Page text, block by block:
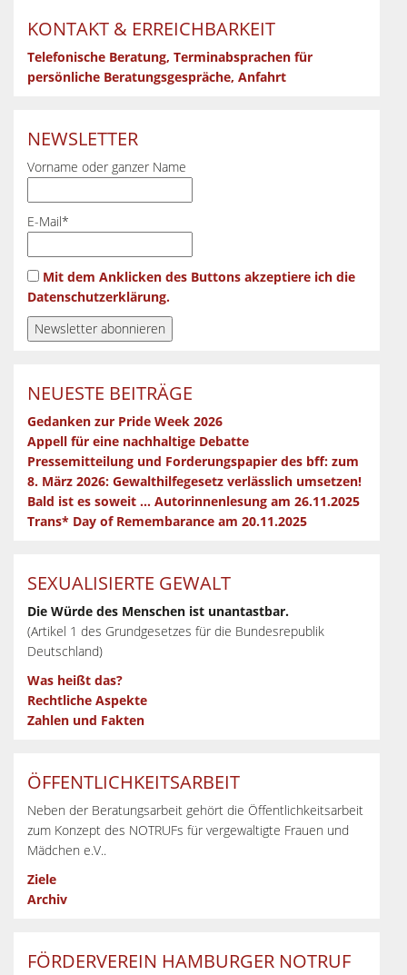
KONTAKT & ERREICHBARKEIT
Telefonische Beratung, Terminabsprachen für
persönliche Beratungsgespräche, Anfahrt
NEWSLETTER
Vorname oder ganzer Name
E-Mail*
Mit dem Anklicken des Buttons akzeptiere ich die
Datenschutzerklärung.
NEUESTE BEITRÄGE
Gedanken zur Pride Week 2026
Appell für eine nachhaltige Debatte
Pressemitteilung und Forderungspapier des bff: zum
8. März 2026: Gewalthilfegesetz verlässlich umsetzen!
Bald ist es soweit … Autorinnenlesung am 26.11.2025
Trans* Day of Remembarance am 20.11.2025
SEXUALISIERTE GEWALT
Die Würde des Menschen ist unantastbar.
(Artikel 1 des Grundgesetzes für die Bundesrepublik
Deutschland)
Was heißt das?
Rechtliche Aspekte
Zahlen und Fakten
ÖFFENTLICHKEITSARBEIT
Neben der Beratungsarbeit gehört die Öffentlichkeitsarbeit
zum Konzept des NOTRUFs für vergewaltigte Frauen und
Mädchen e.V..
Ziele
Archiv
FÖRDERVEREIN HAMBURGER NOTRUF